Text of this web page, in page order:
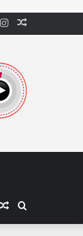
Instagram
Rechercher
Article